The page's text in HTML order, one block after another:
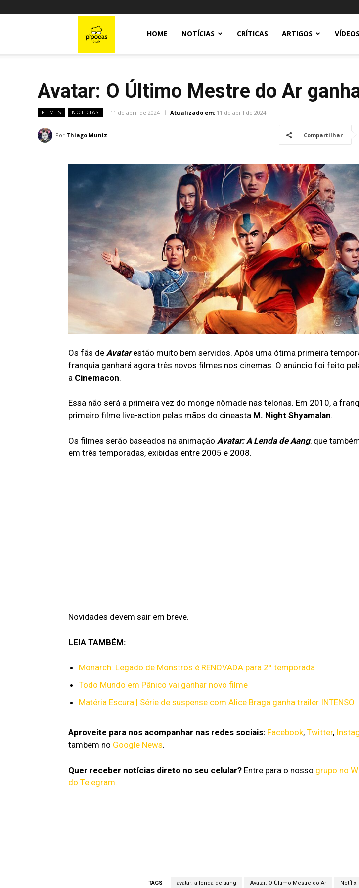
HOME NOTÍCIAS CRÍTICAS ARTIGOS VÍDEOS
Avatar: O Último Mestre do Ar
FILMES NOTICIAS 11 de abril de 2024 Atualizado em: 11 de abril de 2024
Por Thiago Muniz Compartilhar
Os fãs de Avatar estão muito bem servidos. Após uma ótima primeira
franquia ganhará agora três novos filmes nos cinemas. O anúncio foi feito
a Cinemacon.
Essa não será a primeira vez do monge nômade nas telonas. Em 2010, a
primeiro filme live-action pelas mãos do cineasta M. Night Shyamalan.
Os filmes serão baseados na animação Avatar: A Lenda de Aang, que
em três temporadas, exibidas entre 2005 e 2008.
Novidades devem sair em breve.
LEIA TAMBÉM:
Monarch: Legado de Monstros é RENOVADA para 2ª temporada
Todo Mundo em Pânico vai ganhar novo filme
Matéria Escura | Série de suspense com Alice Braga ganha trailer INTENSO
Aproveite para nos acompanhar nas redes sociais: Facebook, Twitter,
também no Google News.
Quer receber notícias direto no seu celular? Entre para o nosso grupo no
do Telegram.
TAGS avatar: a lenda de aang Avatar: O Último Mestre do Ar Netflix